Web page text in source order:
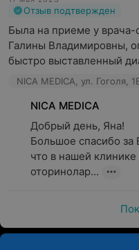
Отзыв подтвержден
Была на приеме у
Галины Владимировны,
быстро выставленный
NICA MEDICA, ул. Гоголя,
NICA MEDICA
Добрый день, Яна!
Большое спасибо
что в нашей
оторинолар...